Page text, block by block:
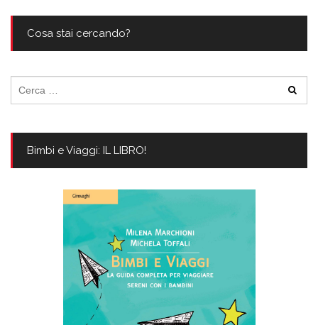
Cosa stai cercando?
per:
Bimbi e Viaggi: IL LIBRO!